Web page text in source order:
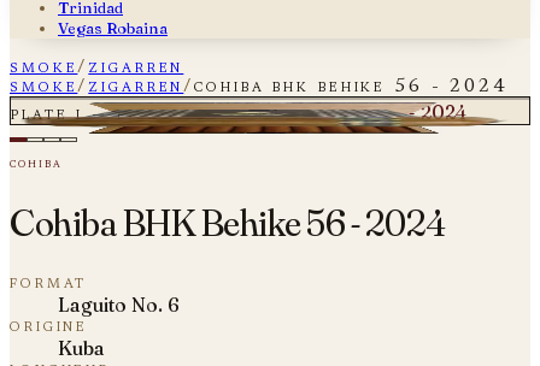
Trinidad
Vegas Robaina
smoke/ zigarren
smoke/ zigarren/cohiba bhk behike 56 - 2024
plate i — fig. 01Cohiba BHK Behike 56 - 2024
cohiba
Cohiba BHK Behike 56 - 2024
format
Laguito No. 6
origine
Kuba